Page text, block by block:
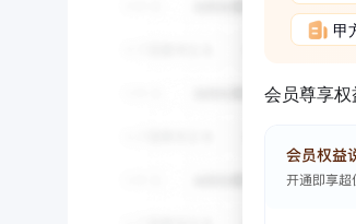
甲
会员尊享权